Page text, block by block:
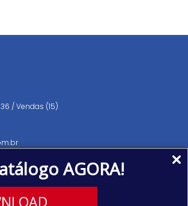
AGORA!
/ Vendas (15)
151, Distrito
18560-000